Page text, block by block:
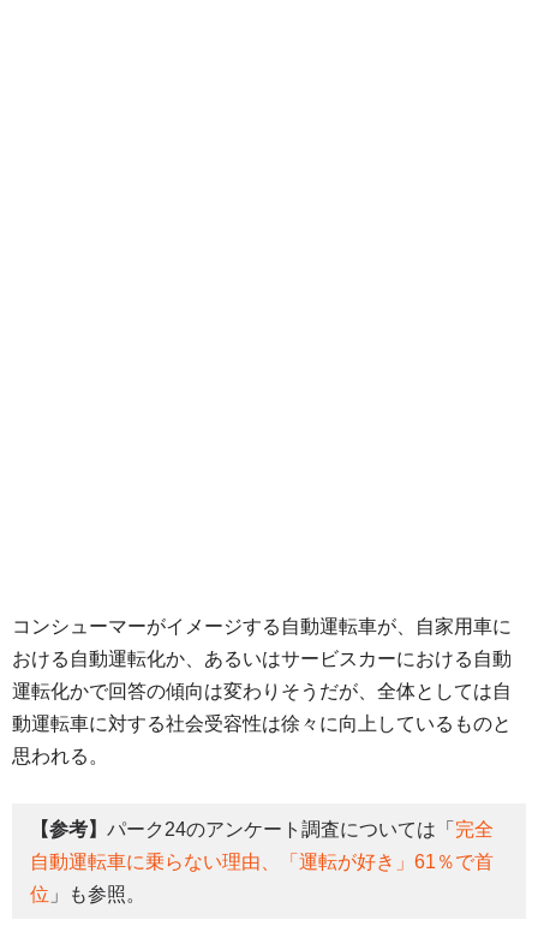
コンシューマーがイメージする自動運転車が、自家用車に
おける自動運転化か、あるいはサービスカーにおける自動
運転化かで回答の傾向は変わりそうだが、全体としては自
動運転車に対する社会受容性は徐々に向上しているものと
思われる。
【参考】 パーク24のアンケート調査については「 完全
自動運転車に乗らない理由、「運転が好き」61％で首
位 」も参照。